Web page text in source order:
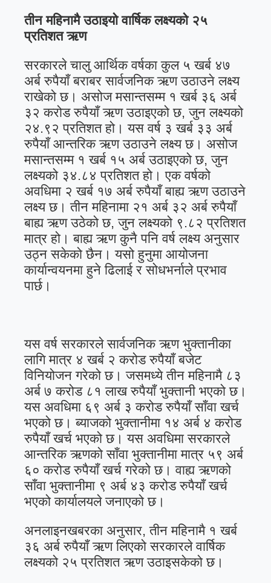
तीन महिनामै उठाइयो वार्षिक लक्ष्यको २५
प्रतिशत ऋण
सरकारले चालु आर्थिक वर्षका कुल ५ खर्ब ४७
अर्ब रुपैयाँ बराबर सार्वजनिक ऋण उठाउने लक्ष्य
राखेको छ। असोज मसान्तसम्म १ खर्ब ३६ अर्ब
३२ करोड रुपैयाँ ऋण उठाइएको छ, जुन लक्ष्यको
२४.९२ प्रतिशत हो। यस वर्ष ३ खर्ब ३३ अर्ब
रुपैयाँ आन्तरिक ऋण उठाउने लक्ष्य छ। असोज
मसान्तसम्म १ खर्ब १५ अर्ब उठाइएको छ, जुन
लक्ष्यको ३४.८४ प्रतिशत हो। एक वर्षको
अवधिमा २ खर्ब १७ अर्ब रुपैयाँ बाह्य ऋण उठाउने
लक्ष्य छ। तीन महिनामा २१ अर्ब ३२ अर्ब रुपैयाँ
बाह्य ऋण उठेको छ, जुन लक्ष्यको ९.८२ प्रतिशत
मात्र हो। बाह्य ऋण कुनै पनि वर्ष लक्ष्य अनुसार
उठ्न सकेको छैन। यसो हुनुमा आयोजना
कार्यान्वयनमा हुने ढिलाई र सोधभर्नाले प्रभाव
पार्छ।
यस वर्ष सरकारले सार्वजनिक ऋण भुक्तानीका
लागि मात्र ४ खर्ब २ करोड रुपैयाँ बजेट
विनियोजन गरेको छ। जसमध्ये तीन महिनामै ८३
अर्ब ७ करोड ८१ लाख रुपैयाँ भुक्तानी भएको छ।
यस अवधिमा ६९ अर्ब ३ करोड रुपैयाँ साँवा खर्च
भएको छ। ब्याजको भुक्तानीमा १४ अर्ब ४ करोड
रुपैयाँ खर्च भएको छ। यस अवधिमा सरकारले
आन्तरिक ऋणको साँवा भुक्तानीमा मात्र ५९ अर्ब
६० करोड रुपैयाँ खर्च गरेको छ। वाह्य ऋणको
साँवा भुक्तानीमा ९ अर्ब ४३ करोड रुपैयाँ खर्च
भएको कार्यालयले जनाएको छ।
अनलाइनखबरका अनुसार, तीन महिनामै १ खर्ब
३६ अर्ब रुपैयाँ ऋण लिएको सरकारले वार्षिक
लक्ष्यको २५ प्रतिशत ऋण उठाइसकेको छ।